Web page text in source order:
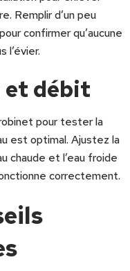
Remplir d’un peu
confirmer qu’aucune
l’évier.
et débit
pour tester la
est optimal. Ajustez la
chaude et l’eau froide
correctement.